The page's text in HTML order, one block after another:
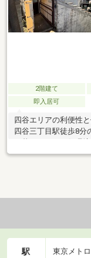
2階建て
即入居可
四谷エリアの利便性
四谷三丁目駅徒歩8分
ありながら緑を感じ
駅 東京メト